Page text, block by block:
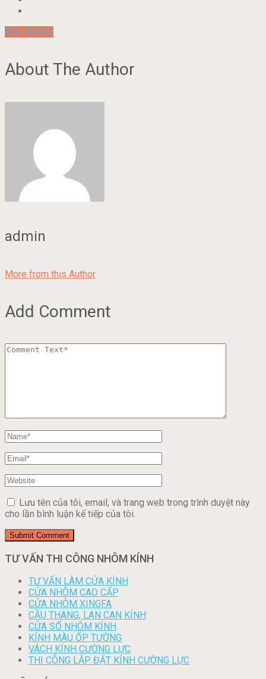
Prev Article
About The Author
admin
More from this Author
Add Comment
Lưu tên của tôi, email, và trang web trong trình duyệt này
cho lần bình luận kế tiếp của tôi.
TƯ VẤN THI CÔNG NHÔM KÍNH
TƯ VẤN LÀM CỬA KÍNH
CỬA NHÔM CAO CẤP
CỬA NHÔM XINGFA
CẦU THANG, LAN CAN KÍNH
CỬA SỔ NHÔM KÍNH
KÍNH MÀU ỐP TƯỜNG
VÁCH KÍNH CƯỜNG LỰC
THI CÔNG LẮP ĐẶT KÍNH CƯỜNG LỰC